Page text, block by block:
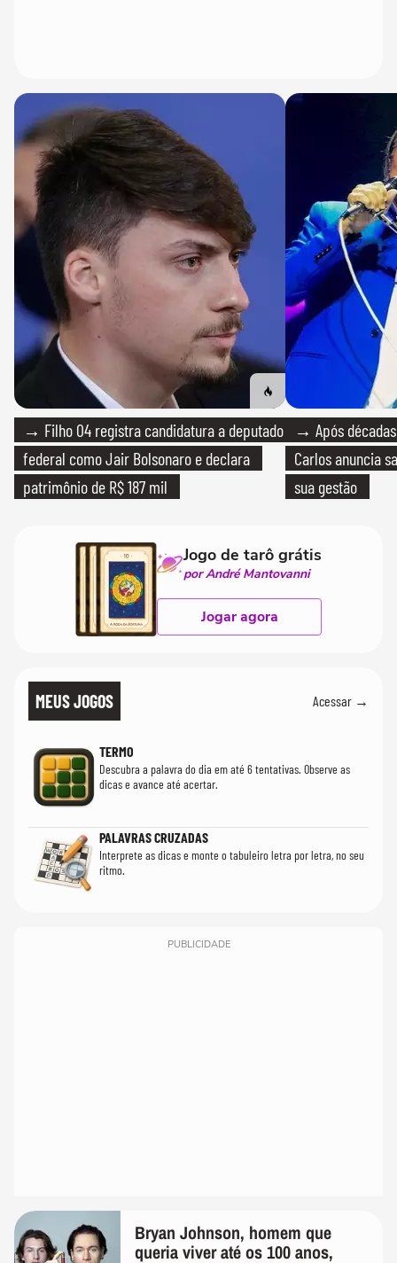
→ Filho 04 registra candidatura a deputado
federal como Jair Bolsonaro e declara
patrimônio de R$ 187 mil
→ Após
Carlos anuncia
sua gestão
Jogo de tarô grátis
por André Mantovanni
Jogar agora
MEUS JOGOS Acessar →
TERMO
Descubra a palavra do dia em até 6 tentativas. Observe as
dicas e avance até acertar.
PALAVRAS CRUZADAS
Interprete as dicas e monte o tabuleiro letra por letra, no seu
ritmo.
PUBLICIDADE
Bryan Johnson, homem que
queria viver até os 100 anos,